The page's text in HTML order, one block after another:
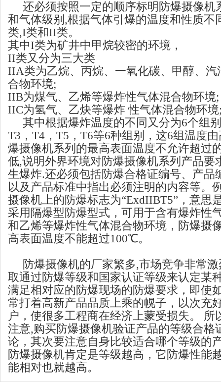
还必须按照一定的顺序标明防爆摄像机
和气体级别,根据气体引爆的温度和性质不
类,I类和II类。
其中I类为矿井中甲烷较密的环境，
II类又分为三大类
IIA类为乙烷、丙烷、一氧化碳、甲醇、汽
合物环境;
IIB为煤气、乙烯等爆炸性气体混合物环境;
IIC为氢气、乙炔等爆炸 性气体混合物环境
其中根据爆炸温度的不同又分为6个组
T3，T4，T5，T6等6种组别，这6组温度
爆摄像机系列的最高表面温度不允许超过
低,说明外界环境对防爆摄像机系列产品要
生爆炸.还必须包括防爆合格证编号、产品
以及产品标准中指出必须注明的内容等。
摄像机上的防爆标志为“ExdIIBT5”，意思
采用隔爆型防爆型式，可用于含有爆炸性
和乙烯等爆炸性气体混合物环境，防爆摄
高表面温度不能超过100℃。
防爆摄像机的厂家繁多,市场竞争非常
取通过防爆等级和国家认证等级来认定某
满足相对应的防爆现场的防爆要求，即使
常打着高新产品品质上乘的幌子，以次充
户，使很多工程商在经济上蒙受损失。 所
注意,购买防爆摄像机验证产品的等级合格
论，其次要注意自身比较适合哪个等级的
防爆摄像机肯定是等级越高，它防爆性能
能相对也就越高。